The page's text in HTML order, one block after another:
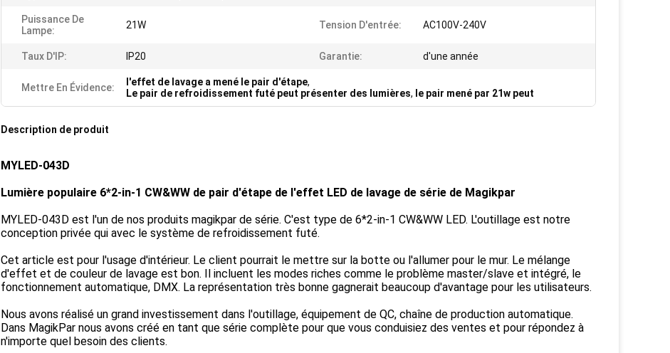
Puissance De
Lampe:
21W Tension D'entrée: AC100V-240V
Taux D'IP: IP20 Garantie: d'une année
Mettre En Évidence: l'effet de lavage a mené le pair d'étape,
Le pair de refroidissement futé peut présenter des lumières, le pair mené par 21w peut
Description de produit
MYLED-043D
Lumière populaire 6*2-in-1 CW&WW de pair d'étape de l'effet LED de lavage de série de Magikpar
MYLED-043D est l'un de nos produits magikpar de série. C'est type de 6*2-in-1 CW&WW LED. L'outillage est notre
conception privée qui avec le système de refroidissement futé.
Cet article est pour l'usage d'intérieur. Le client pourrait le mettre sur la botte ou l'allumer pour le mur. Le mélange
d'effet et de couleur de lavage est bon. Il incluent les modes riches comme le problème master/slave et intégré, le
fonctionnement automatique, DMX. La représentation très bonne gagnerait beaucoup d'avantage pour les utilisateurs.
Nous avons réalisé un grand investissement dans l'outillage, équipement de QC, chaîne de production automatique.
Dans MagikPar nous avons créé en tant que série complète pour que vous conduisiez des ventes et pour répondez à
n'importe quel besoin des clients.